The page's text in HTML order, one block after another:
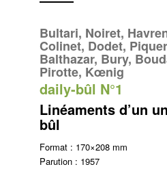
Bultari, Noiret,
Colinet, Dodet,
Balthazar, Bury,
Pirotte, Kœnig
daily-bûl N°1
Linéaments d’un
bûl
Format : 170×208 mm
Parution : 1957